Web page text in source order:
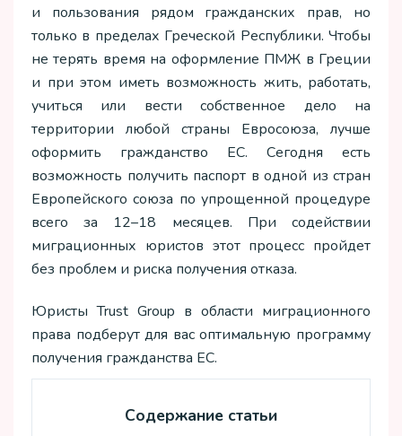
и пользования рядом гражданских прав, но
только в пределах Греческой Республики. Чтобы
не терять время на оформление ПМЖ в Греции
и при этом иметь возможность жить, работать,
учиться или вести собственное дело на
территории любой страны Евросоюза, лучше
оформить гражданство ЕС. Сегодня есть
возможность получить паспорт в одной из стран
Европейского союза по упрощенной процедуре
всего за 12–18 месяцев. При содействии
миграционных юристов этот процесс пройдет
без проблем и риска получения отказа.
Юристы Trust Group в области миграционного
права подберут для вас оптимальную программу
получения гражданства ЕС.
Содержание статьи